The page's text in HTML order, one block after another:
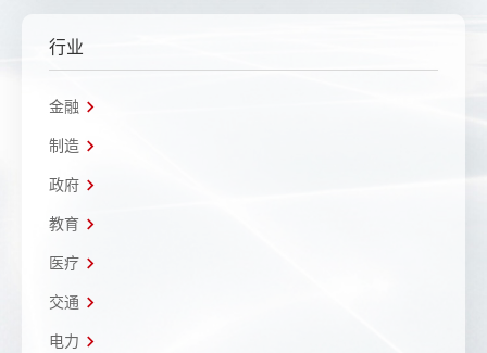
行业
金融
制造
政府
教育
医疗
交通
电力